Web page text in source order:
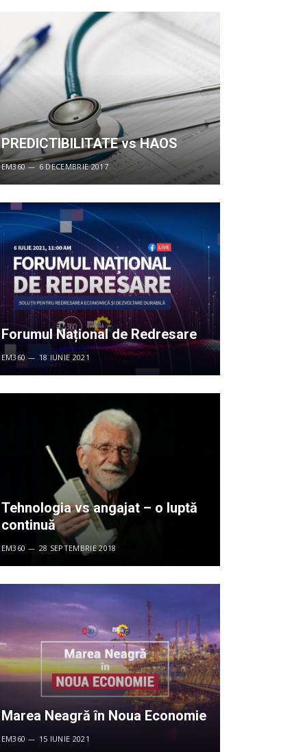
PREDICTIBILITATE vs HAOS
EM360 6 DECEMBRIE 2017
Forumul Național de Redresare
EM360 18 IUNIE 2021
Tehnologia vs angajat – o luptă
continuă
EM360 28 SEPTEMBRIE 2018
Marea Neagră în Noua Economie
EM360 15 IUNIE 2021